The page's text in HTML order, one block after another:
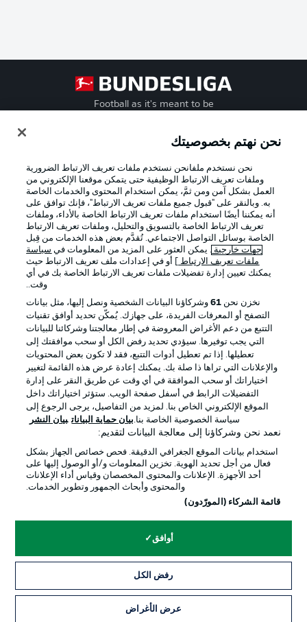
Football as it's meant to be
تطبيق الدوري الألماني
Official Partners
الإعلانات الإخطارات القانونية
إدارة التفضيلات بيان الخصوصية
شروط الاستخدام الوظائف
جهة النشر تواصل معنا
نحن نهتم بخصوصيتك
نحن نستخدم ملفانحن نستخدم ملفات تعريف الارتباط الضرورية
وملفات تعريف الارتباط الوظيفية حتى يتمكن موقعنا الإلكتروني من
العمل بشكل آمن ومن ثمَّ، يمكن استخدام المحتوى والخدمات الخاصة
به. وبالنقر على "قبول جميع ملفات تعريف الارتباط"، فإنك توافق على
أنه يمكننا أيضًا استخدام ملفات تعريف الارتباط الخاصة بالأداء، وملفات
تعريف الارتباط الخاصة بالتسويق والتحليل، وملفات تعريف الارتباط
الخاصة بوسائل التواصل الاجتماعي. تُقدَّم بعض هذه الخدمات من قِبل
جهات خارجية . يمكن العثور على المزيد من المعلومات في سياسة
ملفات تعريف الارتباط
] أو في إعدادات ملف تعريف الارتباط حيث
يمكنك تعيين إدارة تفضيلات ملفات تعريف الارتباط الخاصة بك في أي
وقت..
نخزن نحن 61وشركاؤنا البيانات الشخصية ونصل إليها، مثل بيانات
التصفح أو المعرفات الفريدة، على جهازك. يُمكّن تحديد أوافق تقنيات
التتبع من دعم الأغراض المعروضة في إطار معالجتنا وشركائنا للبيانات
التي يجب توفيرها. سيؤدي تحديد رفض الكل أو سحب موافقتك إلى
تعطيلها. إذا تم تعطيل أدوات التتبع، فقد لا تكون بعض المحتويات
والإعلانات التي تراها ذا صلة بك. يمكنك إعادة عرض هذه القائمة لتغيير
اختياراتك أو سحب الموافقة في أي وقت عن طريق النقر على إدارة
التفضيلات الرابط في أسفل صفحة الويب. ستؤثر اختياراتك داخل
الموقع الإلكتروني الخاص بنا. لمزيد من التفاصيل، يرجى الرجوع إلى
سياسة الخصوصية الخاصة بنا.بيان حماية البيانات بيان النشر
نعمد نحن وشركاؤنا إلى معالجة البيانات لتقديم:
استخدام بيانات الموقع الجغرافي الدقيقة. فحص خصائص الجهاز بشكل
فعال من أجل تحديد الهوية. تخزين المعلومات و/أو الوصول إليها على
أحد الأجهزة. الإعلانات والمحتوى المخصصان وقياس أداء الإعلانات
والمحتوى وأبحاث الجمهور وتطوير الخدمات.
قائمة الشركاء (المورّدون)
أوافق
رفض الكل
عرض الأغراض